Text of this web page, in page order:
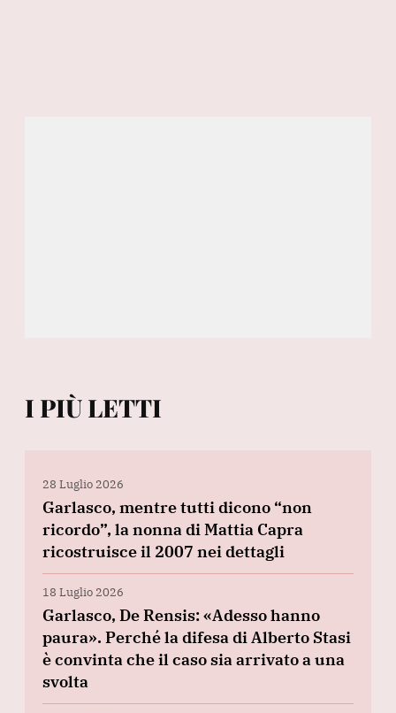
I PIÙ LETTI
28 Luglio 2026
Garlasco, mentre tutti dicono “non
ricordo”, la nonna di Mattia Capra
ricostruisce il 2007 nei dettagli
18 Luglio 2026
Garlasco, De Rensis: «Adesso hanno
paura». Perché la difesa di Alberto Stasi
è convinta che il caso sia arrivato a una
svolta